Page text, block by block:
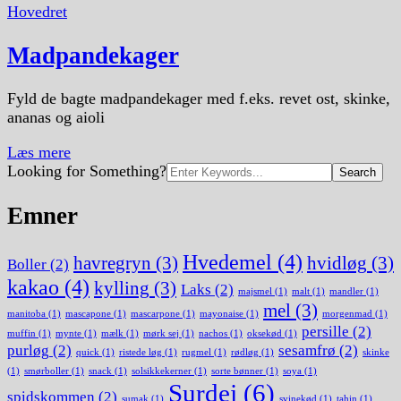
Hovedret
Madpandekager
Fyld de bagte madpandekager med f.eks. revet ost, skinke,
ananas og aioli
Læs mere
Search
Looking for Something?
Emner
Boller (2) havregryn (3) Hvedemel (4) hvidløg (3)
kakao (4) kylling (3) Laks (2) majsmel (1) malt (1) mandler (1)
manitoba (1) mascapone (1) mascarpone (1) mayonaise (1) mel (3) morgenmad (1)
muffin (1) mynte (1) mælk (1) mørk sej (1) nachos (1) oksekød (1) persille (2)
purløg (2) quick (1) ristede løg (1) rugmel (1) rødløg (1) sesamfrø (2) skinke
(1) smørboller (1) snack (1) solsikkekerner (1) sorte bønner (1) soya (1)
spidskommen (2) sumak (1) Surdej (6) svinekød (1) tahin (1)